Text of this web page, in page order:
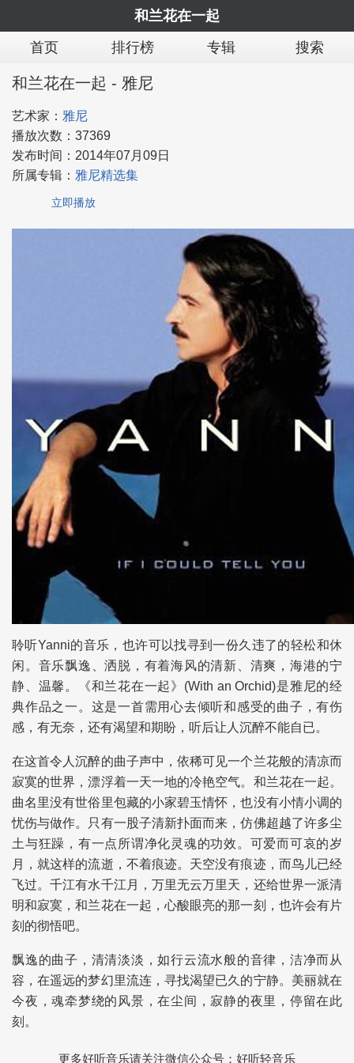
和兰花在一起
首页
排行榜 专辑 搜索
和兰花在一起 - 雅尼
艺术家： 雅尼
播放次数： 37369
发布时间： 2014年07月09日
所属专辑： 雅尼精选集
立即播放
聆听Yanni的音乐，也许可以找寻到一份久违了的轻松和休
闲。音乐飘逸、洒脱，有着海风的清新、清爽，海港的宁
静、温馨。《和兰花在一起》(With an Orchid)是雅尼的经
典作品之一。这是一首需用心去倾听和感受的曲子，有伤
感，有无奈，还有渴望和期盼，听后让人沉醉不能自已。
在这首令人沉醉的曲子声中，依稀可见一个兰花般的清凉而
寂寞的世界，漂浮着一天一地的冷艳空气。和兰花在一起。
曲名里没有世俗里包藏的小家碧玉情怀，也没有小情小调的
忧伤与做作。只有一股子清新扑面而来，仿佛超越了许多尘
土与狂躁，有一点所谓净化灵魂的功效。可爱而可哀的岁
月，就这样的流逝，不着痕迹。天空没有痕迹，而鸟儿已经
飞过。千江有水千江月，万里无云万里天，还给世界一派清
明和寂寞，和兰花在一起，心酸眼亮的那一刻，也许会有片
刻的彻悟吧。
飘逸的曲子，清清淡淡，如行云流水般的音律，洁净而从
容，在遥远的梦幻里流连，寻找渴望已久的宁静。美丽就在
今夜，魂牵梦绕的风景，在尘间，寂静的夜里，停留在此
刻。
更多好听音乐请关注微信公众号：好听轻音乐